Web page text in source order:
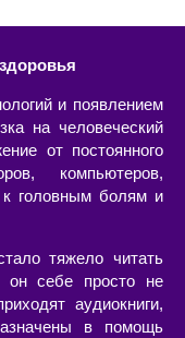
и появлением
на человеческий
от постоянного
компьютеров,
головным болям и
тяжело читать
он себе просто не
аудиокниги,
в помощь